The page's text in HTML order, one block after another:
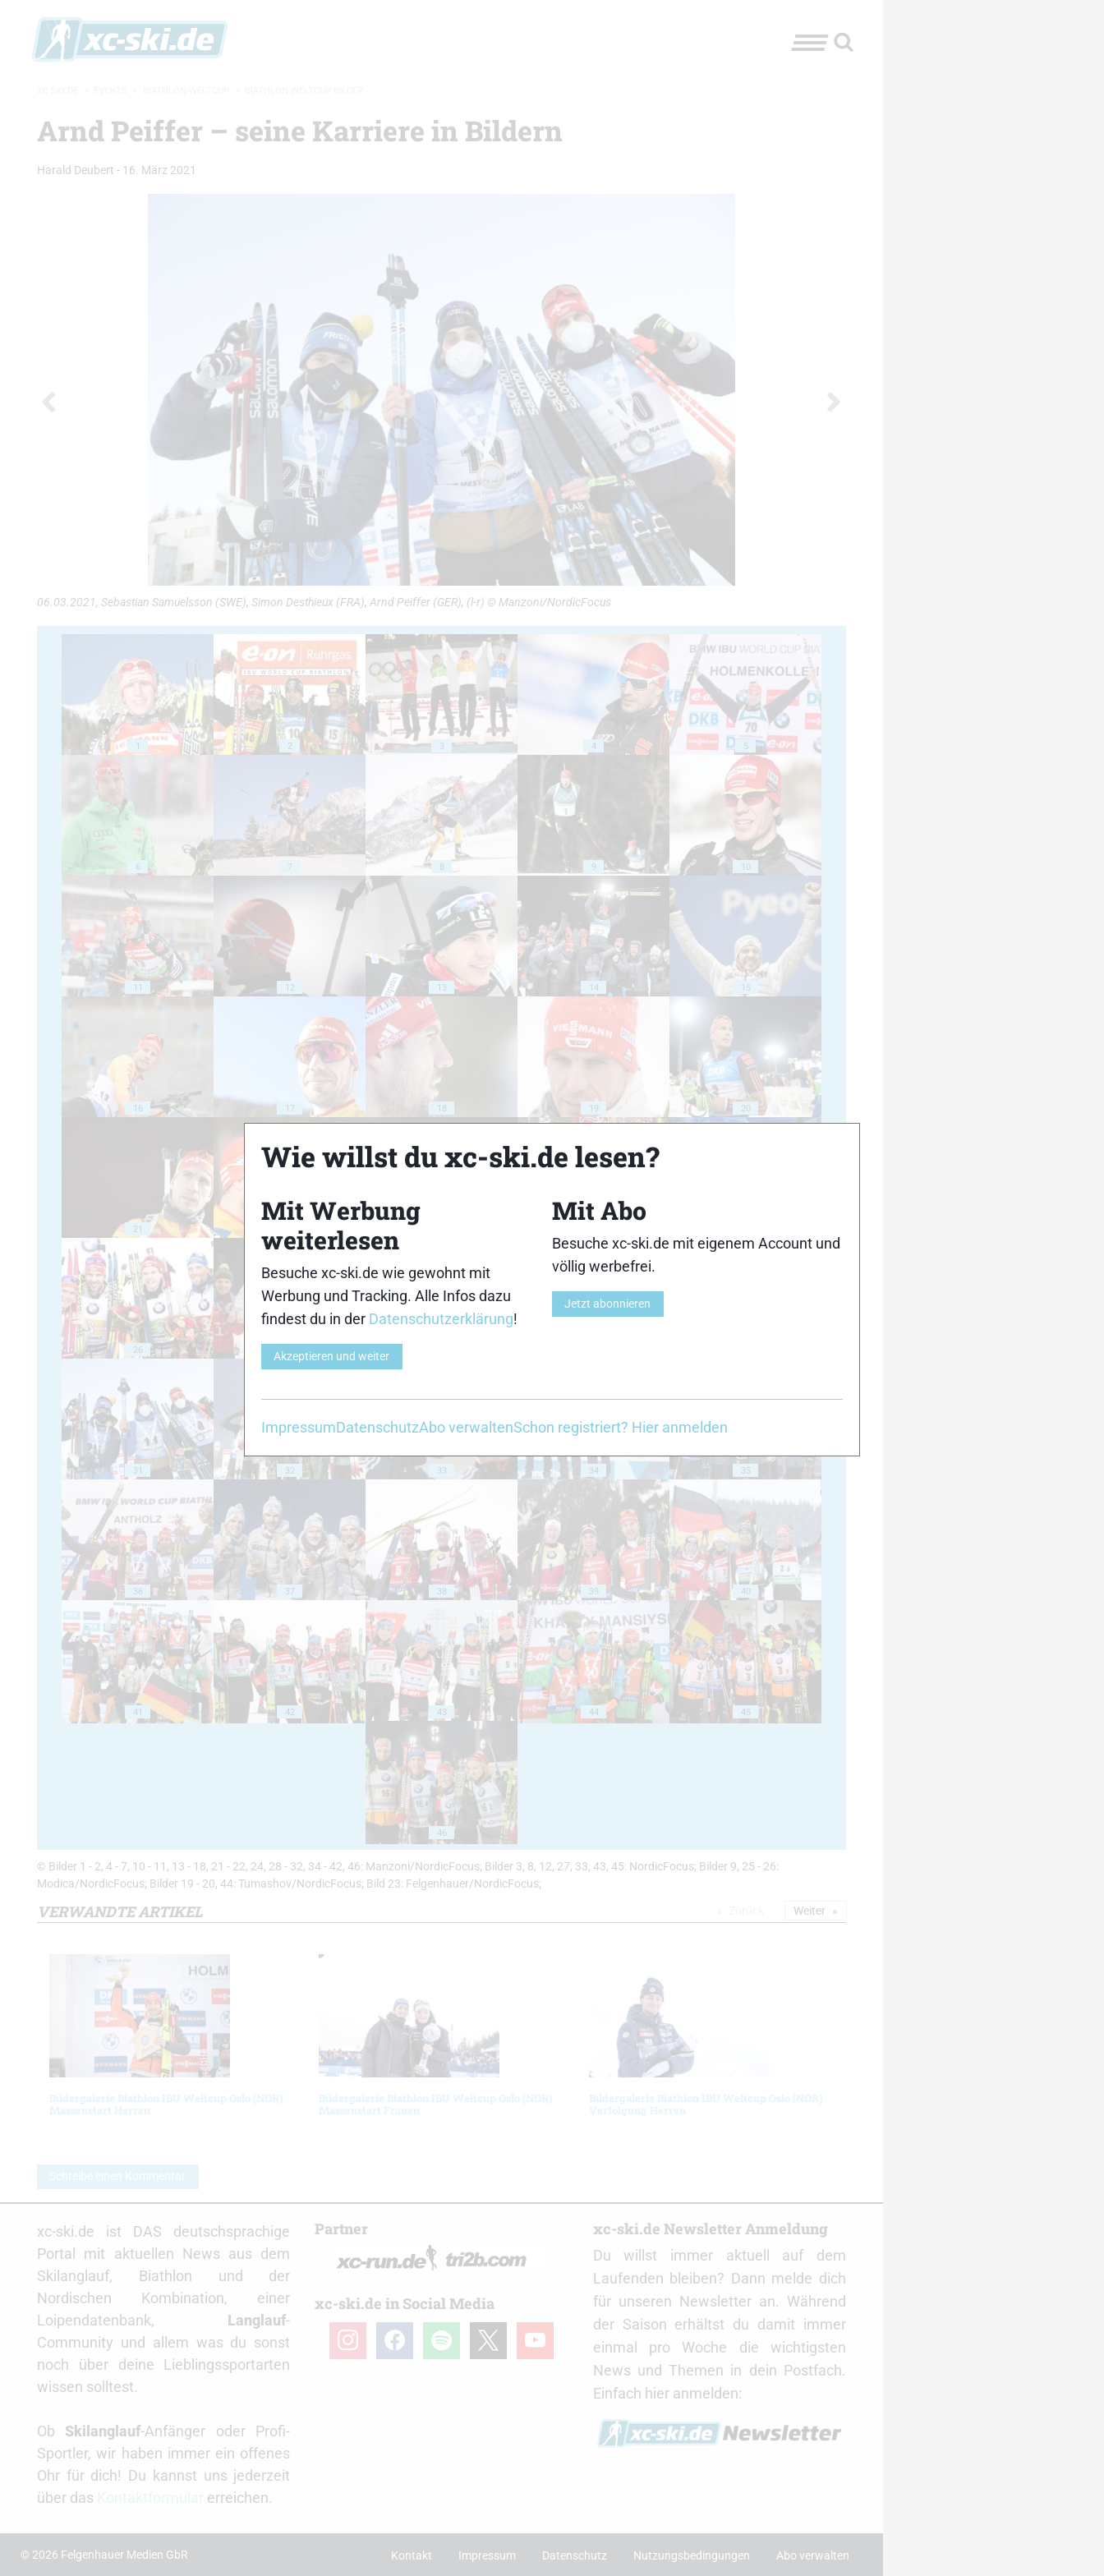
Arnd Peiffer – seine Karriere in Bildern
Harald Deubert - 16. März 2021
06.03.2021, Sebastian Samuelsson (SWE), Simon Desthieux (FRA), Arnd Peiffer (GER), (l-r) © Manzoni/NordicFocus
1 2 3 4 5
6 7 8 9 10
11 12 13 14 15
16 17 18 19 20
21
26
31 32 33 34 35
36 37 38 39 40
41 42 43 44 45
46
© Bilder 1 - 2, 4 - 7, 10 - 11, 13 - 18, 21 - 22, 24, 28 - 32, 34 - 42, 46: Manzoni/NordicFocus; Bilder 3, 8, 12, 27, 33, 43, 45: NordicFocus; Bilder 9, 25 - 26:
Modica/NordicFocus; Bilder 19 - 20, 44: Tumashov/NordicFocus; Bild 23: Felgenhauer/NordicFocus;
VERWANDTE ARTIKEL
Bildergalerie Biathlon IBU Weltcup Oslo (NOR)
Massenstart Herren
Bildergalerie Biathlon IBU Weltcup Oslo (NOR)
Massenstart Frauen
Bildergalerie Biathlon IBU Weltcup Oslo (NOR)
Verfolgung Herren
Weiter
Schreibe einen Kommentar
xc-ski.de ist DAS deutschsprachige
Portal mit aktuellen News aus dem
Skilanglauf, Biathlon und der
Nordischen Kombination, einer
Loipendatenbank, Langlauf-
Community und allem was du sonst
noch über deine Lieblingssportarten
wissen solltest.
Ob Skilanglauf-Anfänger oder Profi-
Sportler, wir haben immer ein offenes
Ohr für dich! Du kannst uns jederzeit
über das
erreichen.
Partner
xc-ski.de in Social Media
instagramfacebookspotify youtube
xc-ski.de Newsletter Anmeldung
Du willst immer aktuell auf dem
Laufenden bleiben? Dann melde dich
für unseren Newsletter an. Während
der Saison erhältst du damit immer
einmal pro Woche die wichtigsten
News und Themen in dein Postfach.
Einfach hier anmelden:
© 2026 Felgenhauer Medien GbR Kontakt Impressum Datenschutz Nutzungsbedingungen Abo verwalten
Wie willst du xc-ski.de lesen?
Mit Werbung
weiterlesen
Besuche xc-ski.de wie gewohnt mit
Werbung und Tracking. Alle Infos dazu
findest du in der Datenschutzerklärung!
Akzeptieren und weiter
Mit Abo
Besuche xc-ski.de mit eigenem Account und
völlig werbefrei.
Jetzt abonnieren
ImpressumDatenschutzAbo verwaltenSchon registriert? Hier anmelden